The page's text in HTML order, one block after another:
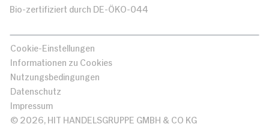
Bio-zertifiziert durch DE-ÖKO-044
Cookie-Einstellungen
Informationen zu Cookies
Nutzungsbedingungen
Datenschutz
Impressum
© 2026, HIT HANDELSGRUPPE GMBH & CO KG